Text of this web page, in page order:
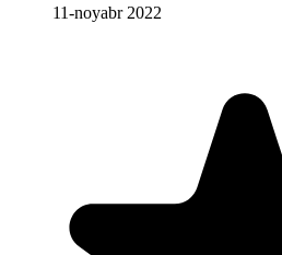
11-noyabr 2022